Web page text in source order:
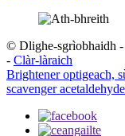
© Dlighe-sgrìobhaidh -
- Clàr-làraich
Brightener optigeach,
scavenger acetaldehyde